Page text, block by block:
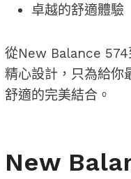
卓越的舒適體驗
從New Balance
精心設計，只為給你
舒適的完美結合。
New